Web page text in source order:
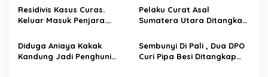
Tim Macan Linggau
Residivis Kasus Curas.
Keluar Masuk Penjara.
Rawas Ilir
Pelaku Curat Asal
Sumatera Utara Ditangkap
Linggau Barat
Diduga Aniaya Kakak
Kandung Jadi Penghuni
Sembunyi Di Pali , Dua DPO
Curi Pipa Besi Ditangkap